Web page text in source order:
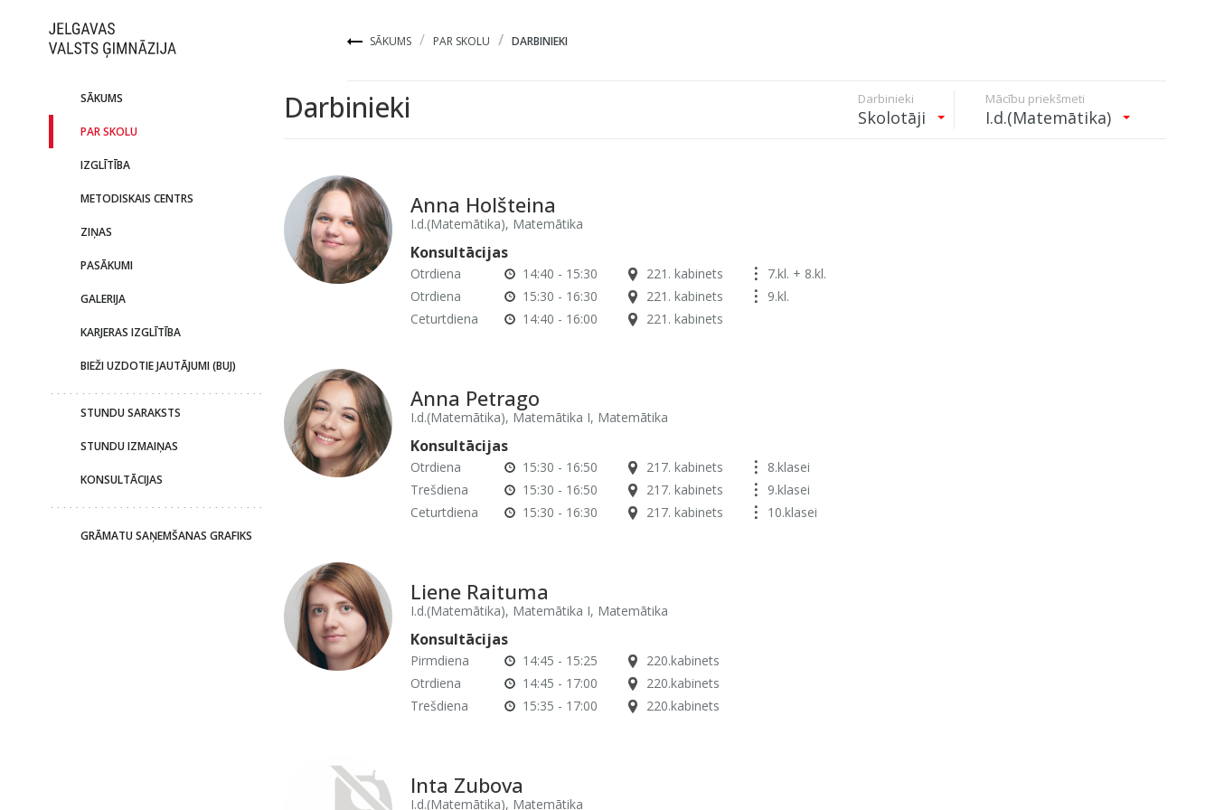
SĀKUMS PAR SKOLU DARBINIEKI
SĀKUMS
PAR SKOLU
IZGLĪTĪBA
METODISKAIS CENTRS
ZIŅAS
PASĀKUMI
GALERIJA
KARJERAS IZGLĪTĪBA
BIEŽI UZDOTIE JAUTĀJUMI (BUJ)
STUNDU SARAKSTS
STUNDU IZMAIŅAS
KONSULTĀCIJAS
GRĀMATU SAŅEMŠANAS GRAFIKS
Darbinieki Darbinieki
Skolotāji
Mācību priekšmeti
I.d.(Matemātika)
Anna Holšteina
I.d.(Matemātika), Matemātika
Konsultācijas
Otrdiena 14:40 - 15:30 221. kabinets
7.kl. + 8.kl.
Otrdiena
15:30 - 16:30 221. kabinets
9.kl.
Ceturtdiena
14:40 - 16:00 221. kabinets
Anna Petrago
I.d.(Matemātika), Matemātika I, Matemātika
Konsultācijas
Otrdiena 15:30 - 16:50 217. kabinets
8.klasei
Trešdiena
15:30 - 16:50 217. kabinets
9.klasei
Ceturtdiena
15:30 - 16:30 217. kabinets 10.klasei
Liene Raituma
I.d.(Matemātika), Matemātika I, Matemātika
Konsultācijas
Pirmdiena 14:45 - 15:25
220.kabinets
Otrdiena
14:45 - 17:00
220.kabinets
Trešdiena
15:35 - 17:00 220.kabinets
Inta Zubova
I.d.(Matemātika), Matemātika